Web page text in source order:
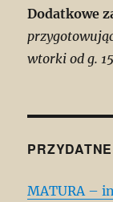
Dodatkowe
wtorki od g.
MATURA –